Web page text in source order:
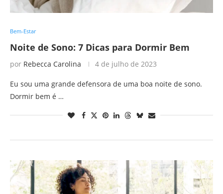
Bem-Estar
Noite de Sono: 7 Dicas para Dormir Bem
por Rebecca Carolina 4 de julho de 2023
Eu sou uma grande defensora de uma boa noite de sono.
Dormir bem é …